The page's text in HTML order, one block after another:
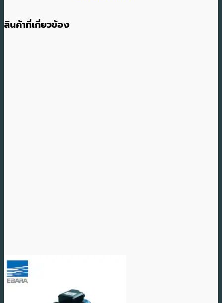
สินค้าที่เกี่ยวข้อง